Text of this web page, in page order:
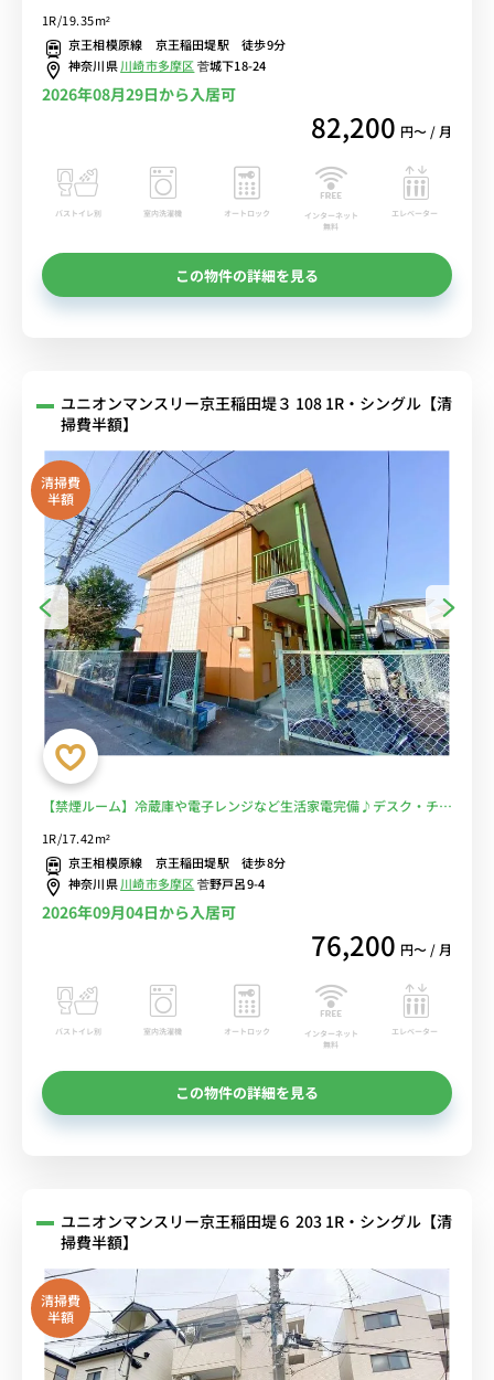
本駅や調布駅に乗り換えなしでアクセス可能/1棟複数室ありで法人も
まとめて入居可■選べるWi-Fi格安レンタル中！
1R/19.35m²
京王相模原線 京王稲田堤駅 徒歩9分
神奈川県川崎市多摩区菅城下18-24
2026年08月29日から入居可
82,200 円〜 / 月
バストイレ別 室内洗濯機 オートロック
インターネット
無料
エレベーター
この物件の詳細を見る
ユニオンマンスリー京王稲田堤３ 108 1R・シングル【清
掃費半額】
清掃費
半額
【禁煙ルーム】冷蔵庫や電子レンジなど生活家電完備♪デスク・チェ
業しているので仕事帰りの買い物にも便利■選べるWi-Fi格安レンタ
ル中！
1R/17.42m²
京王相模原線 京王稲田堤駅 徒歩8分
神奈川県川崎市多摩区菅野戸呂9-4
2026年09月04日から入居可
76,200 円〜 / 月
バストイレ別 室内洗濯機 オートロック
インターネット
無料
エレベーター
この物件の詳細を見る
ユニオンマンスリー京王稲田堤６ 203 1R・シングル【清
掃費半額】
清掃費
半額